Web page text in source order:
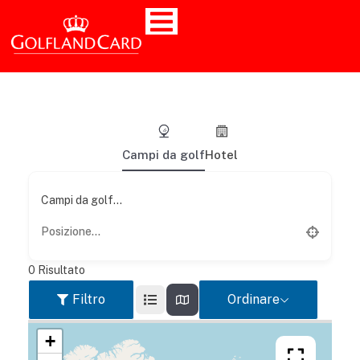
Campi da golfHotel
Campi da golf...
0 Risultato
Filtro Ordinare
+